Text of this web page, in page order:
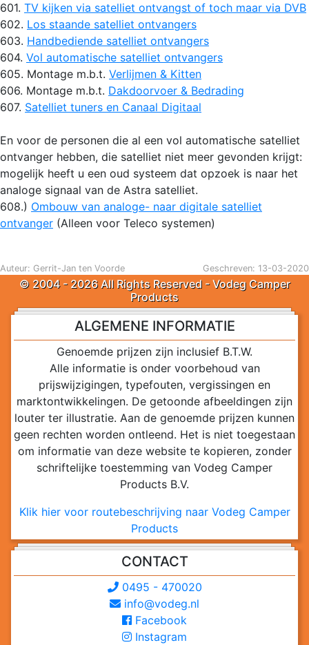
601. TV kijken via satelliet ontvangst of toch maar via DVB
602. Los staande satelliet ontvangers
603. Handbediende satelliet ontvangers
604. Vol automatische satelliet ontvangers
605. Montage m.b.t. Verlijmen & Kitten
606. Montage m.b.t. Dakdoorvoer & Bedrading
607. Satelliet tuners en Canaal Digitaal
En voor de personen die al een vol automatische satelliet
ontvanger hebben, die satelliet niet meer gevonden krijgt:
mogelijk heeft u een oud systeem dat opzoek is naar het
analoge signaal van de Astra satelliet.
608.) Ombouw van analoge- naar digitale satelliet
ontvanger (Alleen voor Teleco systemen)
Auteur: Gerrit-Jan ten Voorde Geschreven: 13-03-2020
© 2004 - 2026 All Rights Reserved - Vodeg Camper
Products
ALGEMENE INFORMATIE
Genoemde prijzen zijn inclusief B.T.W.
Alle informatie is onder voorbehoud van
prijswijzigingen, typefouten, vergissingen en
marktontwikkelingen. De getoonde afbeeldingen zijn
louter ter illustratie. Aan de genoemde prijzen kunnen
geen rechten worden ontleend. Het is niet toegestaan
om informatie van deze website te kopieren, zonder
schriftelijke toestemming van Vodeg Camper
Products B.V.
Klik hier voor routebeschrijving naar Vodeg Camper
Products
CONTACT
0495 - 470020
info@vodeg.nl
Facebook
Instagram